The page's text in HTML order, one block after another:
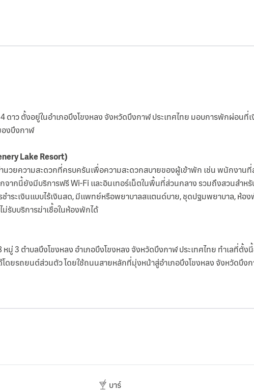
ดาว ตั้งอยู่ในอำเภอบึงโขงหลง จังหวัดบึงกาฬ ประเทศไทย มอบการพักผ่อนที่
งบึงกาฬ
Lake Resort)
นวยความสะดวกที่ครบครันเพื่อความสะดวกสบายของผู้เข้าพัก เช่น พนักงาน
จากนี้ยังมีบริการฟรี Wi-Fi และอินเทอร์เน็ตในพื้นที่ส่วนกลาง รวมถึงสวนสำ
ระเงินแบบไร้เงินสด, มีแพทย์หรือพยาบาลสแตนด์บาย, ชุดปฐมพยาบาล, ห้อ
รับบริการฆ่าเชื้อในห้องพักได้
มู่ 3 ตำบลบึงโขงหลง อำเภอบึงโขงหลง จังหวัดบึงกาฬ ประเทศไทย ทำเลที่ตั้
ดยรถยนต์ส่วนตัว โดยใช้ถนนสายหลักที่มุ่งหน้าสู่อำเภอบึงโขงหลง จังหวัดบึง
บาร์